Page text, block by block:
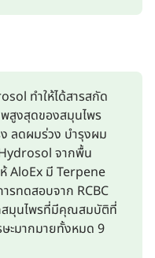
ทำให้ได้สารสกัด
สูงสุดของสมุนไพร
ลดผมร่วง บำรุงผม
จากพื้น
AloEx มี Terpene
รทดสอบจาก RCBC
สมุนไพรที่มีคุณสมบัติที่
ษะมากมายทั้งหมด 9